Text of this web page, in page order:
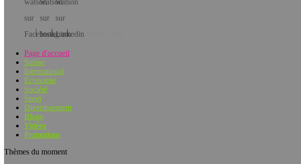
Téléchargez l’app!
Page d'accueil
Suisse
International
Economie
Société
Sport
Divertissement
Blogs
Vidéos
Promotions
Thèmes du moment